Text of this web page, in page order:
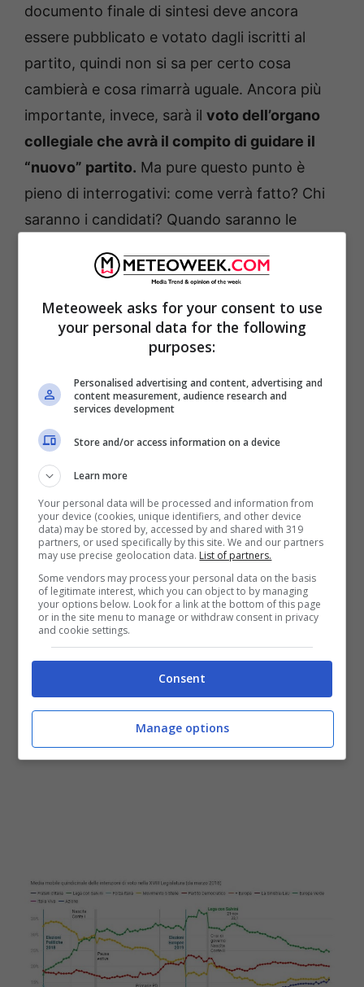
documento finale di sintesi deve ancora
essere pubblicato e votato dagli iscritti al
partito, quindi non si sa per certo cosa
cambierà e cosa rimarrà uguale. Ancora più
importante, invece, sarà il voto dell’organo
collegiale che avrà il compito di guidare il
“nuovo” partito. Ma pure questo punto è
pieno di interrogativi: come verrà fatto? Chi
saranno i candidati? Quando saranno le
Sulla possibilità di un’eventuale candidatura
M5s, Di Maio ha dichiarato a Radio Anch’io
che avrebbevalutato“
settimane”. E ha aggiunto: “Ora siamo
concentrati a superare la pandemia e a
portare avanti questo governo”. L’idea di un
ritorno di Di Maio come capo politico fa
tornare subito alla memoria il motivo per cui
l’attuale ministro degli Esteri aveva
abbandonato il suo ruolo: un vero e proprio
crollo nei risultati elettorali.
Meteoweek asks for your consent to use
your personal data for the following
purposes:
Personalised advertising and content, advertising and
content measurement, audience research and
services development
Store and/or access information on a device
Learn more
Your personal data will be processed and information from
your device (cookies, unique identifiers, and other device
data) may be stored by, accessed by and shared with 319
partners, or used specifically by this site. We and our partners
may use precise geolocation data. List of partners.
Some vendors may process your personal data on the basis
of legitimate interest, which you can object to by managing
your options below. Look for a link at the bottom of this page
or in the site menu to manage or withdraw consent in privacy
and cookie settings.
Consent
Manage options